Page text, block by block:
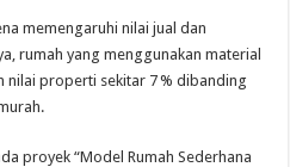
memengaruhi nilai jual dan
rumah yang menggunakan material
nilai properti sekitar 7 % dibanding
proyek “Model Rumah Sederhana